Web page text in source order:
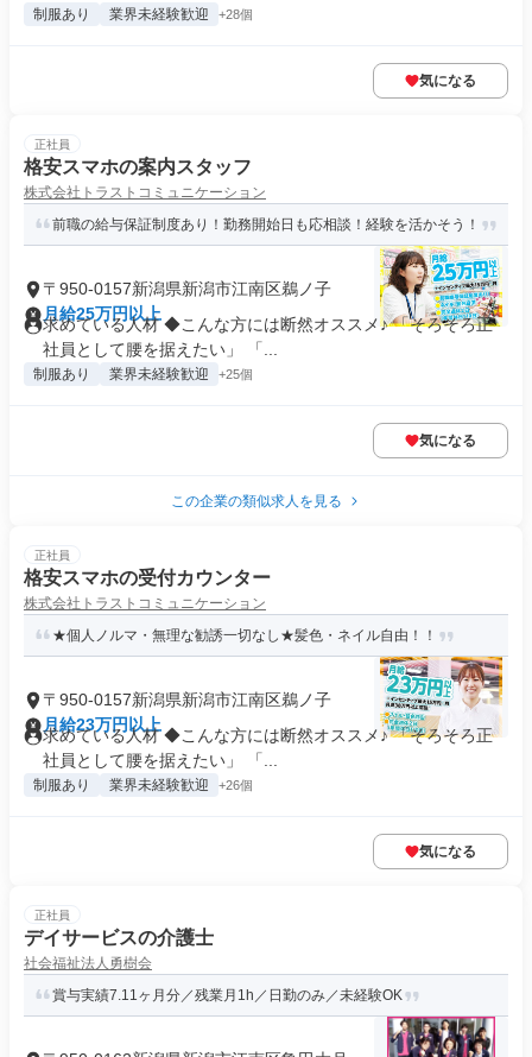
制服あり 業界未経験歓迎 +28個
気になる
正社員
格安スマホの案内スタッフ
株式会社トラストコミュニケーション
前職の給与保証制度あり！勤務開始日も応相談！経験を活かそう！
〒950-0157新潟県新潟市江南区鵜ノ子
月給25万円以上
求めている人材 ◆こんな方には断然オススメ♪ 「そろそろ正
社員として腰を据えたい」 「...
制服あり 業界未経験歓迎 +25個
気になる
この企業の類似求人を見る
正社員
格安スマホの受付カウンター
株式会社トラストコミュニケーション
★個人ノルマ・無理な勧誘一切なし★髪色・ネイル自由！！
〒950-0157新潟県新潟市江南区鵜ノ子
月給23万円以上
求めている人材 ◆こんな方には断然オススメ♪ 「そろそろ正
社員として腰を据えたい」 「...
制服あり 業界未経験歓迎 +26個
気になる
正社員
デイサービスの介護士
社会福祉法人勇樹会
賞与実績7.11ヶ月分／残業月1h／日勤のみ／未経験OK